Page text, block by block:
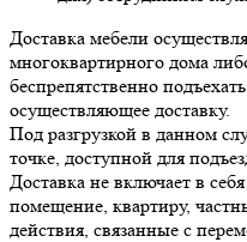
Доставка мебели
многоквартирного дома
беспрепятственно
осуществляющее доставку.
Под разгрузкой в данном
точке, доступной для
Доставка не включает в
помещение, квартиру,
действия, связанные с